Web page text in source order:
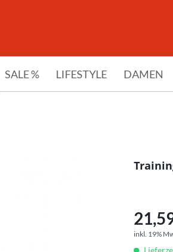
SALE % LIFESTYLE DAMEN
inkl. 19%